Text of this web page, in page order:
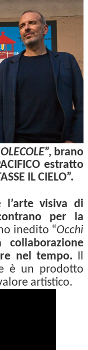
”, brano
estratto
IL CIELO”.
l’arte visiva di
per la
inedito “Occhi
nel tempo.
è un prodotto
artistico.